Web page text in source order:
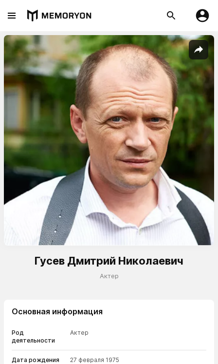
Гусев Дмитрий Николаевич
Актер
Основная информация
Род
деятельности
Актер
Дата рождения 27 февраля 1975